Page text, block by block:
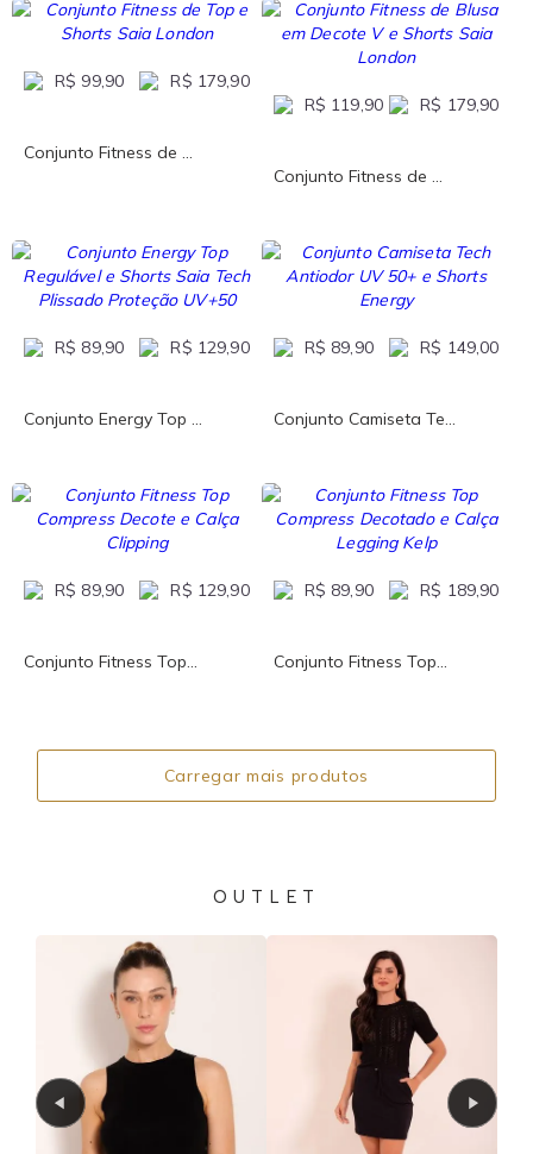
R$ 99,90 R$ 179,90
Conjunto Fitness de ...
R$ 119,90 R$ 179,90
Conjunto Fitness de ...
R$ 89,90 R$ 129,90
Conjunto Energy Top ...
R$ 89,90 R$ 149,00
Conjunto Camiseta Te...
R$ 89,90 R$ 129,90
Conjunto Fitness Top...
R$ 89,90 R$ 189,90
Conjunto Fitness Top...
Carregar mais produtos
OUTLET